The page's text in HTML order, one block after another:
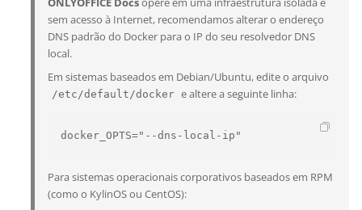
sem acesso à Internet, recomendamos alterar o endereço
DNS padrão do Docker para o IP do seu resolvedor DNS
local.
Em sistemas baseados em Debian/Ubuntu, edite o arquivo
/etc/default/docker e altere a seguinte linha:
docker_OPTS="--dns-local-ip"
Para sistemas operacionais corporativos baseados em RPM
(como o KylinOS ou CentOS):